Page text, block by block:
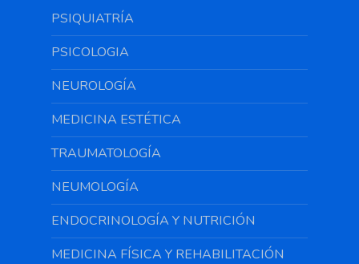
PSIQUIATRÍA
PSICOLOGIA
NEUROLOGÍA
MEDICINA ESTÉTICA
TRAUMATOLOGÍA
NEUMOLOGÍA
ENDOCRINOLOGÍA Y NUTRICIÓN
MEDICINA FÍSICA Y REHABILITACIÓN